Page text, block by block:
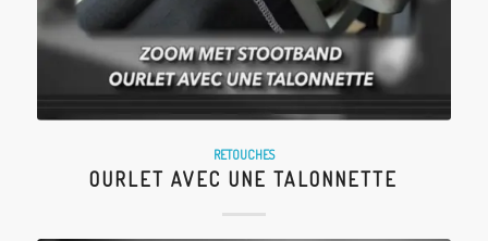
RETOUCHES
OURLET AVEC UNE TALONNETTE